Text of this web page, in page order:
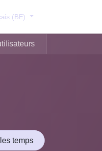
(BE)
temps